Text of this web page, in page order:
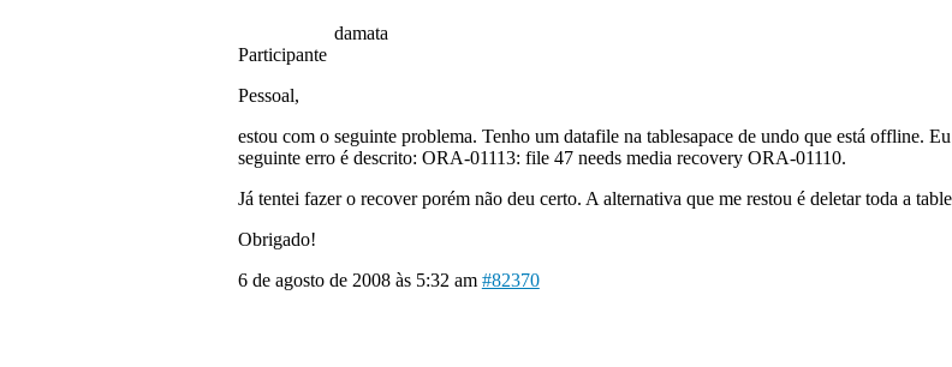
damata
Participante
Pessoal,
estou com o seguinte problema. Tenho um datafile na tablesapace de undo que está offline.
seguinte erro é descrito: ORA-01113: file 47 needs media recovery ORA-01110.
Já tentei fazer o recover porém não deu certo. A alternativa que me restou é deletar toda a
Obrigado!
6 de agosto de 2008 às 5:32 am #82370